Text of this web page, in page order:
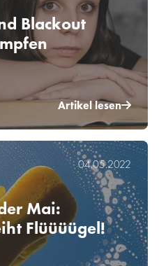
Blackout
Artikel lesen
04.05.2022
Mai:
Flüüüügel!